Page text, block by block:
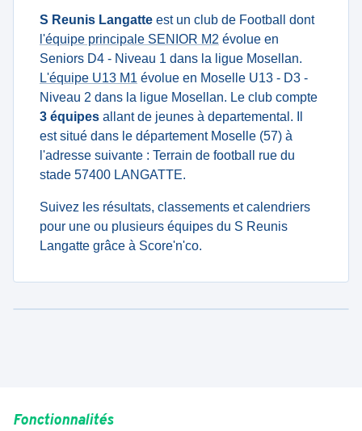
S Reunis Langatte est un club de Football dont
l'équipe principale SENIOR M2 évolue en
Seniors D4 - Niveau 1 dans la ligue Mosellan.
L'équipe U13 M1 évolue en Moselle U13 - D3 -
Niveau 2 dans la ligue Mosellan. Le club compte
3 équipes allant de jeunes à departemental. Il
est situé dans le département Moselle (57) à
l'adresse suivante : Terrain de football rue du
stade 57400 LANGATTE.
Suivez les résultats, classements et calendriers
pour une ou plusieurs équipes du S Reunis
Langatte grâce à Score'n'co.
Fonctionnalités